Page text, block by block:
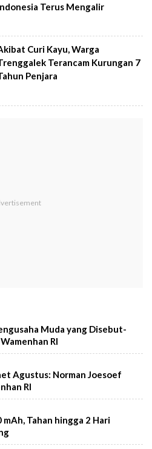
Terus Mengalir
Curi Kayu, Warga
Terancam Kurungan 7
Penjara
Muda yang Disebut-
RI
Agustus: Norman Joesoef
RI
Tahan hingga 2 Hari